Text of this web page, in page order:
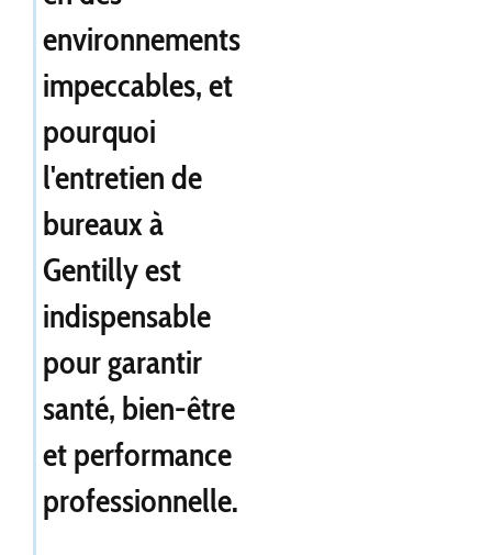
environnements
impeccables, et
pourquoi
l'entretien de
bureaux à
Gentilly est
indispensable
pour garantir
santé, bien-être
et performance
professionnelle.